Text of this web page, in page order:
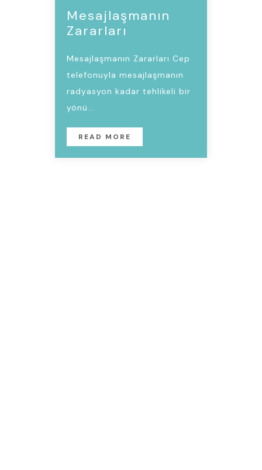
Mesajlaşmanın
Zararları
Mesajlaşmanın Zararları Cep
telefonuyla mesajlaşmanın
radyasyon kadar tehlikeli bir
yönü...
READ MORE